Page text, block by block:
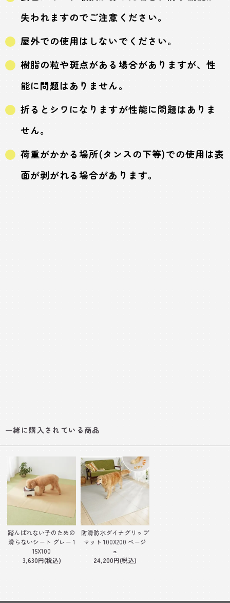
失われますのでご注意ください。
屋外での使用はしないでください。
樹脂の粒や斑点がある場合がありますが、性
能に問題はありません。
折るとシワになりますが性能に問題はありま
せん。
荷重がかかる場所(タンスの下等)での使用は表
面が剥がれる場合があります。
一緒に購入されている商品
踏んばれない子のための
滑らないシート グレー 1
15X100
3,630円(税込)
防滑防水ダイナグリップ
マット 100X200 ベージ
ュ
24,200円(税込)